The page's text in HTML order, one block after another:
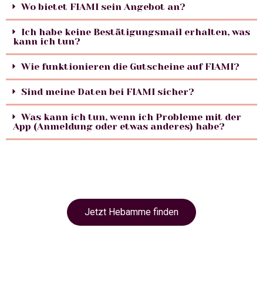
Wo bietet FIAMI sein Angebot an?
Ich habe keine Bestätigungsmail erhalten, was
kann ich tun?
Wie funktionieren die Gutscheine auf FIAMI?
Sind meine Daten bei FIAMI sicher?
Was kann ich tun, wenn ich Probleme mit der
App (Anmeldung oder etwas anderes) habe?
Jetzt Hebamme finden